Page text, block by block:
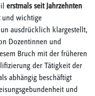
erstmals seit Jahrzehnten
und wichtige
ausdrücklich klargestellt,
Dozentinnen und
Bruch mit der früheren
der Tätigkeit der
abhängig beschäftigt
und